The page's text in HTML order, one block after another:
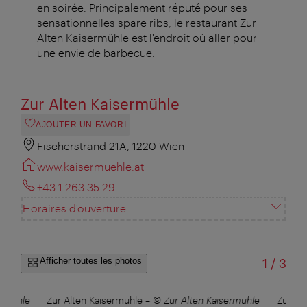
en soirée. Principalement réputé pour ses
sensationnelles spare ribs, le restaurant Zur
Alten Kaisermühle est l'endroit où aller pour
une envie de barbecue.
Zur Alten Kaisermühle
AJOUTER UN FAVORI
Fischerstrand 21A, 1220 Wien
www.kaisermuehle.at
+43 1 263 35 29
Horaires d'ouverture
Afficher toutes les photos 1 /sur
3
Zur Alten Kaisermühle – © Zur Alten Kaisermühle Zur